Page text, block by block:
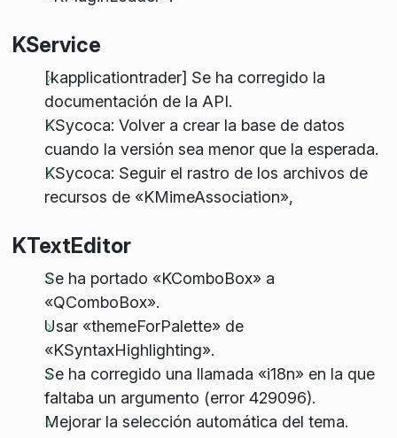
KService
[kapplicationtrader] Se ha corregido la
documentación de la API.
KSycoca: Volver a crear la base de datos
cuando la versión sea menor que la esperada.
KSycoca: Seguir el rastro de los archivos de
recursos de «KMimeAssociation»,
KTextEditor
Se ha portado «KComboBox» a
«QComboBox».
Usar «themeForPalette» de
«KSyntaxHighlighting».
Se ha corregido una llamada «i18n» en la que
faltaba un argumento (error 429096).
Mejorar la selección automática del tema.